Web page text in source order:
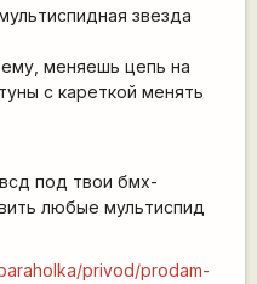
звезда
меняешь цепь на
с кареткой менять
под твои бмх-
любые мультиспид
privod/prodam-